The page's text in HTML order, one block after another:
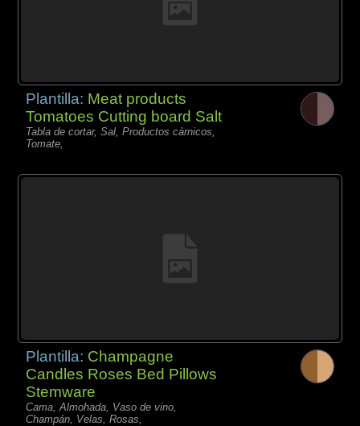
Plantilla: Meat products
Tomatoes Cutting board Salt
Tabla de cortar, Sal, Productos càrnicos,
Tomate,
Plantilla: Champagne
Candles Roses Bed Pillows
Stemware
Cama, Almohada, Vaso de vino,
Champán, Velas, Rosas,